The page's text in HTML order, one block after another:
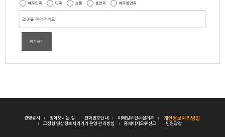
매우만족 만족 보통 불만족 매우불만족
평가하기
경영공시 찾아오시는 길 전화번호안내 이메일무단수집거부 개인정보처리방침
고정형 영상정보처리기기 운영·관리방침 홈페이지오류신고 민원광장